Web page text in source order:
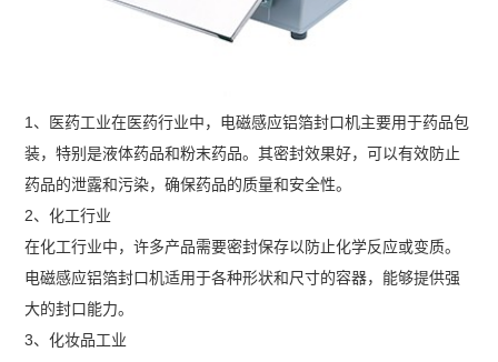
1、医药工业在医药行业中，电磁感应铝箔封口机主要用于药品包
装，特别是液体药品和粉末药品。其密封效果好，可以有效防止
药品的泄露和污染，确保药品的质量和安全性。
2、化工行业
在化工行业中，许多产品需要密封保存以防止化学反应或变质。
电磁感应铝箔封口机适用于各种形状和尺寸的容器，能够提供强
大的封口能力。
3、化妆品工业